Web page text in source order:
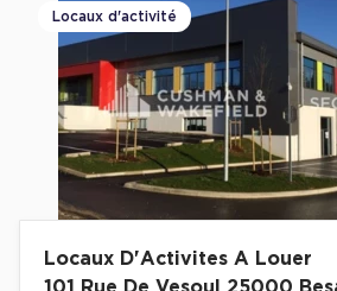
Location bureaux Bellecour -
Haussmanniens
Location d'Entrepôts / Activités
Location d'Entrepôts / Activités à
Locaux d'activité
Locaux D'Activites A Louer